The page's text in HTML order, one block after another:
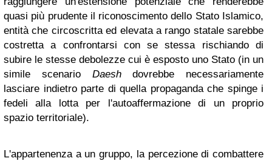
quasi più prudente il riconoscimento dello Stato Islamico,
entità che circoscritta ed elevata a rango statale sarebbe
costretta a confrontarsi con se stessa rischiando di
subire le stesse debolezze cui è esposto uno Stato (in un
simile scenario Daeshdovrebbe necessariamente
lasciare indietro parte di quella propaganda che spinge i
fedeli alla lotta per l'autoaffermazione di un proprio
spazio territoriale).
L'appartenenza a un gruppo, la percezione di combattere